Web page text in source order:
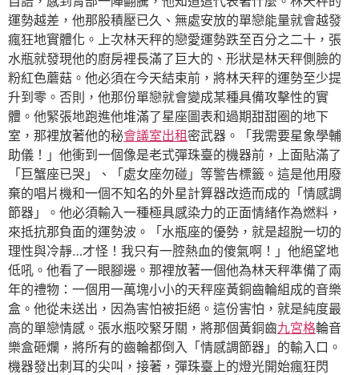
運勢越差，他那股積壓已久、無處安放的單戀能量就會越發
瘋狂地實體化。上次林天秤的戀愛運勢跌至百分之二十，張
水瓶就發現他的廚房裡長滿了巨大的、形狀是林天秤側臉的
粉紅色蘑菇。他必須在今天結束前，將林天秤的運勢至少提
升到零。否則，他那份單戀就會變成某種具備攻擊性的實
體。他緊張地跑進他堆滿了星座圖表和過期甜甜圈的地下
室，那裡放著他的秘會議室出租密武器。「我需要星象學輔
助儀！」他衝到一個像是老式彈珠臺的機器前，上面貼滿了
「巨蟹座已哭」、「處女座勿碰」等警告標籤。這是他用廢
棄的唱片機和一個不知名的外星計算器改造而成的「情感調
節器」。他必須輸入一種極具感染力的正面情緒作為燃料，
來抵抗那負面的運勢波。「水瓶座的優勢，就是超脫一切的
理性與冷靜…才怪！我只有一腔熱血的傻氣啊！」他絕望地
低吼。他看了一眼腳邊。那裡放著一個他為林天秤準備了兩
年的禮物：一個用一萬塊小小的天秤座黃銅齒輪組成的音樂
盒。他從未送出，因為害怕被拒絕。這份害怕，就是純度最
高的單戀情感。張水瓶咬緊牙關，將那個黃銅齒九宮格輪音
樂盒砸爛，將所有的齒輪都倒入「情感調節器」的輸入口。
機器發出刺耳的尖叫，接著，彈珠臺上的燈光開始瘋狂閃